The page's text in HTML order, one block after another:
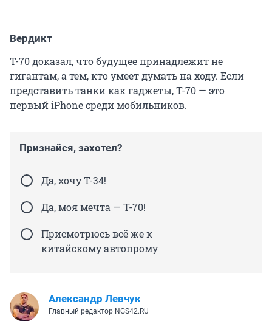
Вердикт
Т-70 доказал, что будущее принадлежит не
гигантам, а тем, кто умеет думать на ходу. Если
представить танки как гаджеты, Т-70 — это
первый iPhone среди мобильников.
Признайся, захотел?
Да, хочу Т-34!
Да, моя мечта — Т-70!
Присмотрюсь всё же к
китайскому автопрому
Александр Левчук
Главный редактор NGS42.RU